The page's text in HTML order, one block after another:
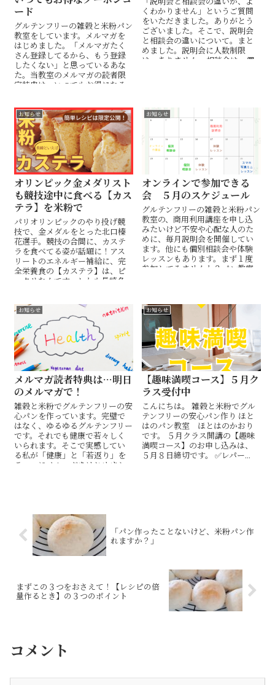
ード
グルテンフリーの雑穀と米粉パン
教室をしています。メルマガを
はじめました。「メルマガたく
さん登録してるから、もう登録
したくない」と思っているあな
た。当教室のメルマガの読者限
定特典は、いつでもお得になる
くわかりません」というご質問
をいただきました。ありがとう
ございました。そこで、説明会
と相談会の違いについて。まと
めました。説明会に人数制限
は、ありません。相談会は、個
お知らせ
オリンピック金メダリスト
も競技途中に食べる【カス
テラ】を米粉で
パリオリンピックのやり投げ競
技で、金メダルをとった北口榛
花選手。競技の合間に、カステ
ラを食べてる姿が話題に！アス
リートのエネルギー補給に、完
全栄養食の【カステラ】は、ピ
ッタリなんです。しかも長崎名
ださい。
お知らせ
オンラインで参加できる
会 ５月のスケジュール
グルテンフリーの雑穀と米粉パン
教室の、商用利用講座を申し込
みたいけど不安や心配な人のた
めに、毎月説明会を開催してい
ます。他にも個別相談会や体験
レッスンもあります。まず１度
参加してみませんか？パン教室
お知らせ
メルマガ読者特典は…明日
のメルマガで！
雑穀と米粉でグルテンフリーの安
心パンを作っています。完璧で
はなく、ゆるゆるグルテンフリー
です。それでも健康で若々しく
いられます。そこで実感してい
る私が「健康」と「若返り」を
テーマにメルマガをはじめまし
お知らせ
【趣味満喫コース】５月ク
ラス受付中
こんにちは。 雑穀と米粉でグル
テンフリーの安心パン作り ほと
はのパン教室 ほとはのかおり
です。 ５月クラス開講の【趣味
満喫コース】のお申し込みは、
５月８日締切です。 ✅レパー...
「パン作ったことないけど、米粉パン作
れますか？」
まずこの３つをおさえて！【レシピの倍
量作るとき】の３つのポイント
コメント